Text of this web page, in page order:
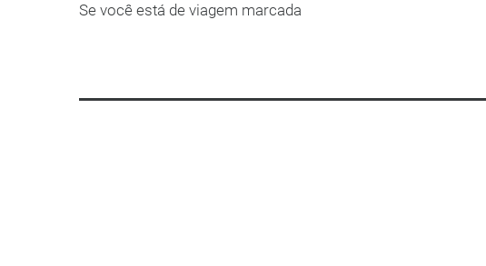
Se você está de viagem marcada